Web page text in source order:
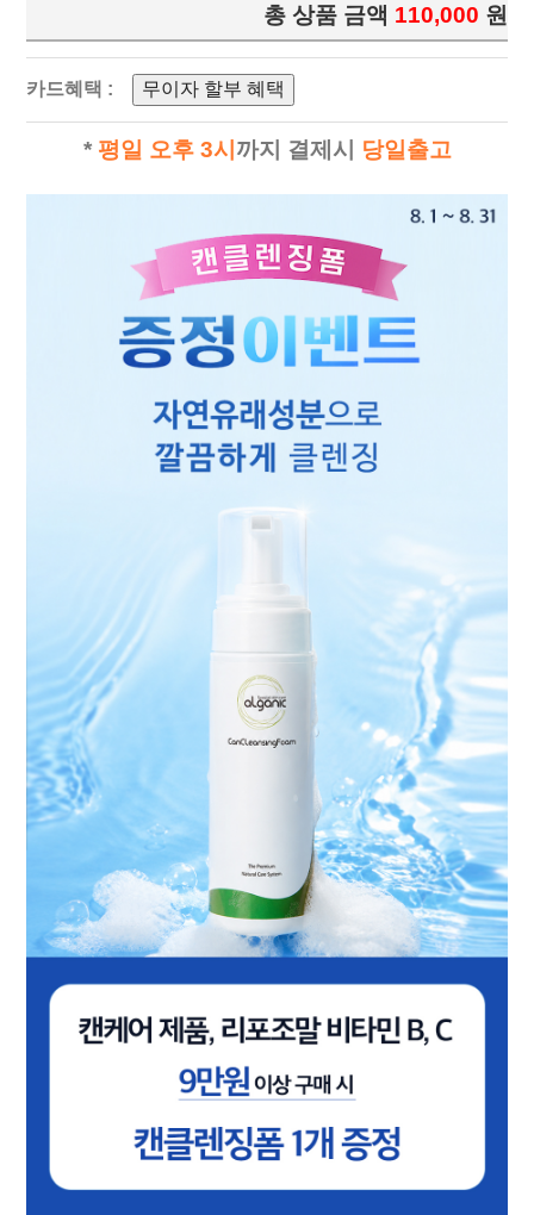
총 상품 금액 110,000 원
카드혜택 : 무이자 할부 혜택
* 평일 오후 3시 까지 결제시 당일출고